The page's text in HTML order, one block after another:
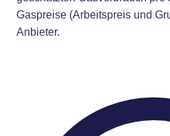
Gaspreise (Arbeitspreis und
Anbieter.